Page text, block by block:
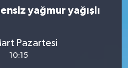
yağmur yağışlı
Pazartesi
10:15